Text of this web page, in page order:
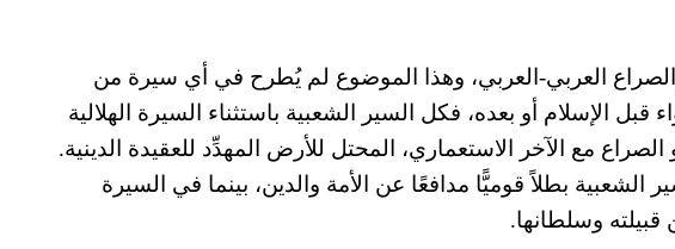
الصراع العربي-العربي، وهذا الموضوع لم يُطرح في أي سيرة من
قبل الإسلام أو بعده، فكل السير الشعبية باستثناء السيرة الهلالية
مع الآخر الاستعماري، المحتل للأرض المهدِّد للعقيدة الدينية.
الشعبية بطلاً قوميًّا مدافعًا عن الأمة والدين، بينما في السيرة
قبيلته وسلطانها.